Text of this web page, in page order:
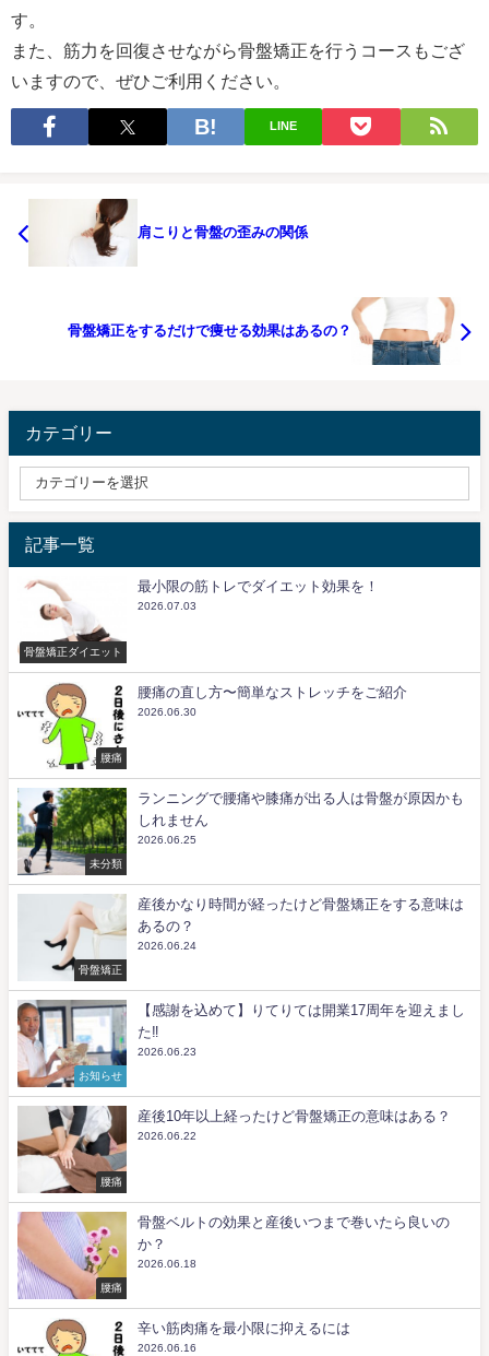
す。
また、筋力を回復させながら骨盤矯正を行うコースもござ
いますので、ぜひご利用ください。
LINE
肩こりと骨盤の歪みの関係
骨盤矯正をするだけで痩せる効果はあるの？
カテゴリー
記事一覧
骨盤矯正ダイエット
最小限の筋トレでダイエット効果を！
2026.07.03
腰痛
腰痛の直し方〜簡単なストレッチをご紹介
2026.06.30
未分類
ランニングで腰痛や膝痛が出る人は骨盤が原因かも
しれません
2026.06.25
骨盤矯正
産後かなり時間が経ったけど骨盤矯正をする意味は
あるの？
2026.06.24
お知らせ
【感謝を込めて】りてりては開業17周年を迎えまし
た‼️
2026.06.23
腰痛
産後10年以上経ったけど骨盤矯正の意味はある？
2026.06.22
腰痛
骨盤ベルトの効果と産後いつまで巻いたら良いの
か？
2026.06.18
辛い筋肉痛を最小限に抑えるには
2026.06.16